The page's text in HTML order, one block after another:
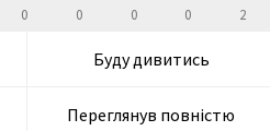
0 0 0 0 2
Буду дивитись
Переглянув повністю